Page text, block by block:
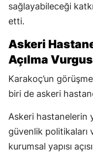
sağlayabileceği
etti.
Askeri
Açılma
Karakoç’un
biri de askeri
Askeri hastanelerin
güvenlik politikaları
kurumsal yapısı